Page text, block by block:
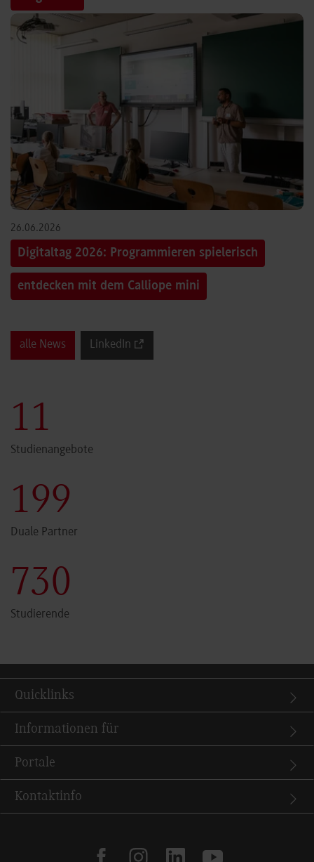
26.06.2026
Digitaltag 2026: Programmieren spielerisch
entdecken mit dem Calliope mini
alle News LinkedIn
12
Studienangebote
200
Duale Partner
731
Studierende
Quicklinks
Informationen für
Portale
Kontaktinfo
facebookinstagramlinkedinyoutube